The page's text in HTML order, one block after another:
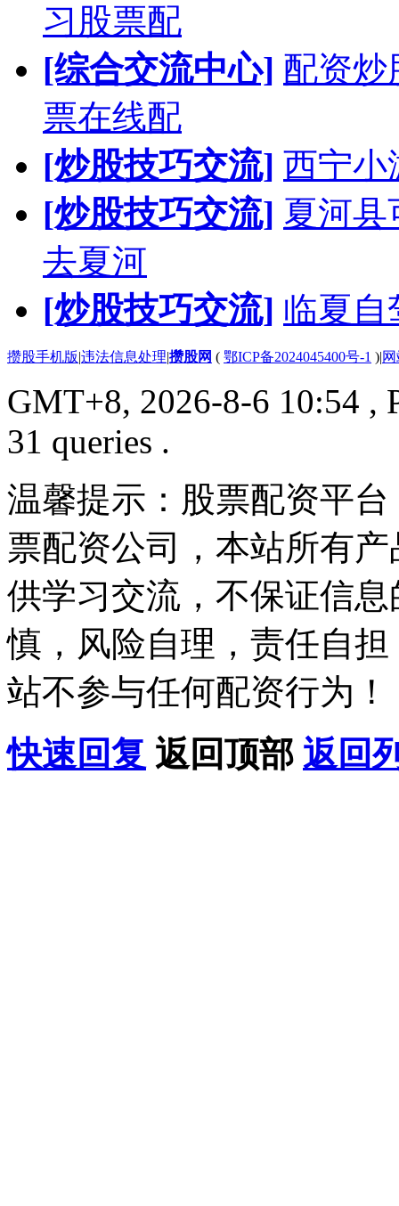
习股票配
[综合交流中心] 配资炒
票在线配
[炒股技巧交流] 西宁小
[炒股技巧交流] 夏河县
去夏河
[炒股技巧交流] 临夏自
攒股手机版|违法信息处理|攒股网 ( 鄂ICP备2024045400号-1 )|
GMT+8, 2026-8-6 10:54 ,
31 queries .
温馨提示：股票配资平
票配资公司，本站所有
供学习交流，不保证信
慎，风险自理，责任自
站不参与任何配资行为！
快速回复 返回顶部 返回